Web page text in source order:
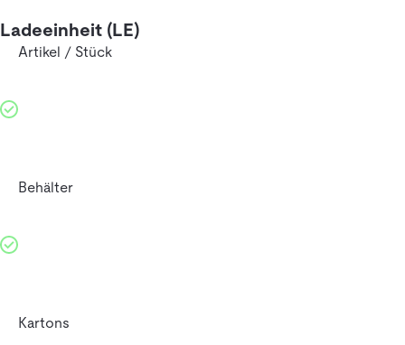
Ladeeinheit (LE)
Artikel / Stück
Behälter
Kartons